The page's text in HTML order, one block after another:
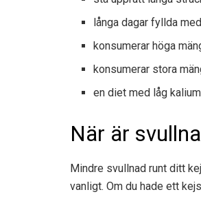
långa dagar fyllda
konsumerar höga
konsumerar stora
en diet med låg kalium
När är
Mindre svullnad runt ditt
vanligt. Om du hade ett